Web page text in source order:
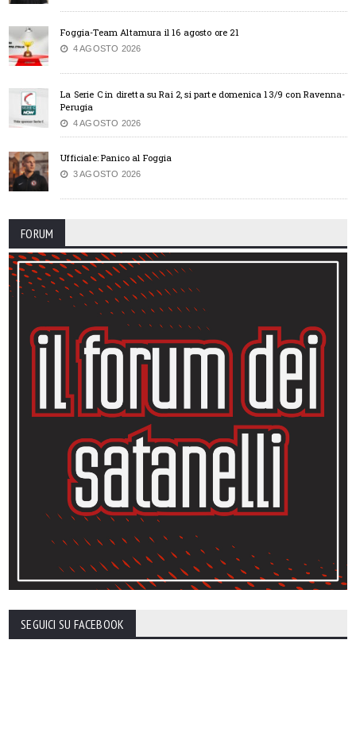
Foggia-Team Altamura il 16 agosto ore 21
4 AGOSTO 2026
La Serie C in diretta su Rai 2, si parte domenica 13/9 con Ravenna-
Perugia
4 AGOSTO 2026
Ufficiale: Panico al Foggia
3 AGOSTO 2026
FORUM
SEGUICI SU FACEBOOK